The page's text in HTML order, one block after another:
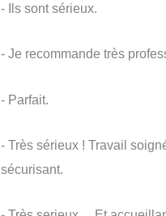
- Ils sont sérieux.
- Je recommande très
- Parfait.
- Très sérieux ! Travail
sécurisant.